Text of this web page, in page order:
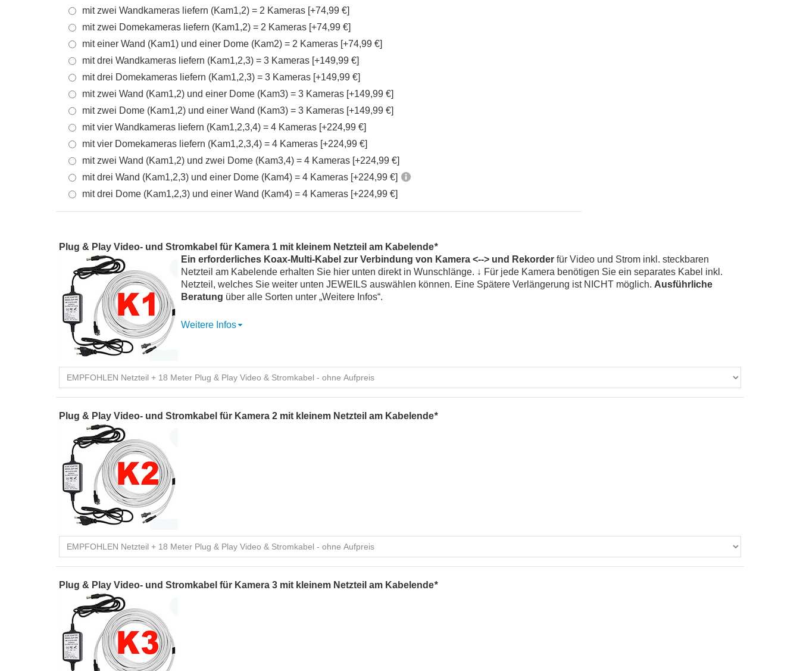
mit zwei Wandkameras liefern (Kam1,2) = 2 Kameras [+74,99 €]
mit zwei Domekameras liefern (Kam1,2) = 2 Kameras [+74,99 €]
mit einer Wand (Kam1) und einer Dome (Kam2) = 2 Kameras [+74,99 €]
mit drei Wandkameras liefern (Kam1,2,3) = 3 Kameras [+149,99 €]
mit drei Domekameras liefern (Kam1,2,3) = 3 Kameras [+149,99 €]
mit zwei Wand (Kam1,2) und einer Dome (Kam3) = 3 Kameras [+149,99 €]
mit zwei Dome (Kam1,2) und einer Wand (Kam3) = 3 Kameras [+149,99 €]
mit vier Wandkameras liefern (Kam1,2,3,4) = 4 Kameras [+224,99 €]
mit vier Domekameras liefern (Kam1,2,3,4) = 4 Kameras [+224,99 €]
mit zwei Wand (Kam1,2) und zwei Dome (Kam3,4) = 4 Kameras [+224,99 €]
mit drei Wand (Kam1,2,3) und einer Dome (Kam4) = 4 Kameras [+224,99 €]
mit drei Dome (Kam1,2,3) und einer Wand (Kam4) = 4 Kameras [+224,99 €]
Plug & Play Video- und Stromkabel für Kamera 1 mit kleinem Netzteil am Kabelende*
Ein erforderliches Koax-Multi-Kabel zur Verbindung von Kamera <--> und Rekorderfür Video und Strom inkl. steckbaren
Netzteil am Kabelende erhalten Sie hier unten direkt in Wunschlänge. ↓ Für jede Kamera benötigen Sie ein separates Kabel inkl.
Netzteil, welches Sie weiter unten JEWEILS auswählen können. Eine Spätere Verlängerung ist NICHT möglich. Ausführliche
Beratung über alle Sorten unter „Weitere Infos“.
Weitere Infos
Plug & Play Video- und Stromkabel für Kamera 2 mit kleinem Netzteil am Kabelende*
Plug & Play Video- und Stromkabel für Kamera 3 mit kleinem Netzteil am Kabelende*